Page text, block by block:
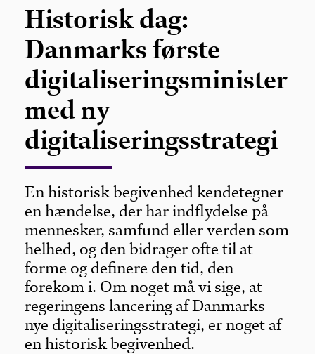
Historisk dag:
Danmarks første
digitaliseringsminister
med ny
digitaliseringsstrategi
En historisk begivenhed kendetegner
en hændelse, der har indflydelse på
mennesker, samfund eller verden som
helhed, og den bidrager ofte til at
forme og definere den tid, den
forekom i. Om noget må vi sige, at
regeringens lancering af Danmarks
nye digitaliseringsstrategi, er noget af
en historisk begivenhed.